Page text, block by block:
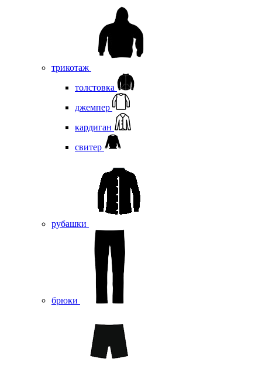
трикотаж
толстовка
джемпер
кардиган
свитер
рубашки
брюки